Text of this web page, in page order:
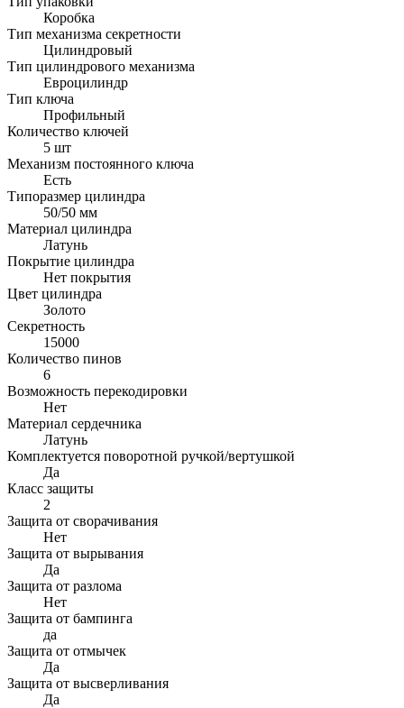
Коробка
Тип механизма секретности
Цилиндровый
Тип цилиндрового механизма
Евроцилиндр
Тип ключа
Профильный
Количество ключей
5 шт
Механизм постоянного ключа
Есть
Типоразмер цилиндра
50/50 мм
Материал цилиндра
Латунь
Покрытие цилиндра
Нет покрытия
Цвет цилиндра
Золото
Секретность
15000
Количество пинов
6
Возможность перекодировки
Нет
Материал сердечника
Латунь
Комплектуется поворотной ручкой/вертушкой
Да
Класс защиты
2
Защита от сворачивания
Нет
Защита от вырывания
Да
Защита от разлома
Нет
Защита от бампинга
да
Защита от отмычек
Да
Защита от высверливания
Да